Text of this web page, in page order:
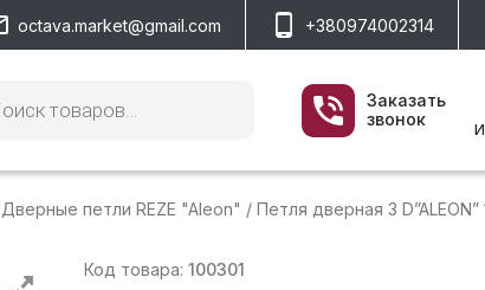
octava.market@gmail.com +380974002314
Заказать
звонок
Дверные петли REZE "Aleon" / Петля дверная 3
Код товара: 100301